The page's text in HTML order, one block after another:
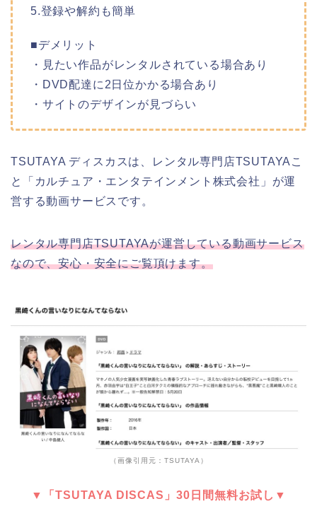
5.登録や解約も簡単
■デメリット
・見たい作品がレンタルされている場合あり
・DVD配達に2日位かかる場合あり
・サイトのデザインが見づらい
TSUTAYA ディスカスは、レンタル専門店TSUTAYAこ
と「カルチュア・エンタテインメント株式会社」が運
営する動画サービスです。
レンタル専門店TSUTAYAが運営している動画サービス
なので、安心・安全にご覧頂けます。
（画像引用元：TSUTAYA）
▼「TSUTAYA DISCAS」30日間無料お試し▼